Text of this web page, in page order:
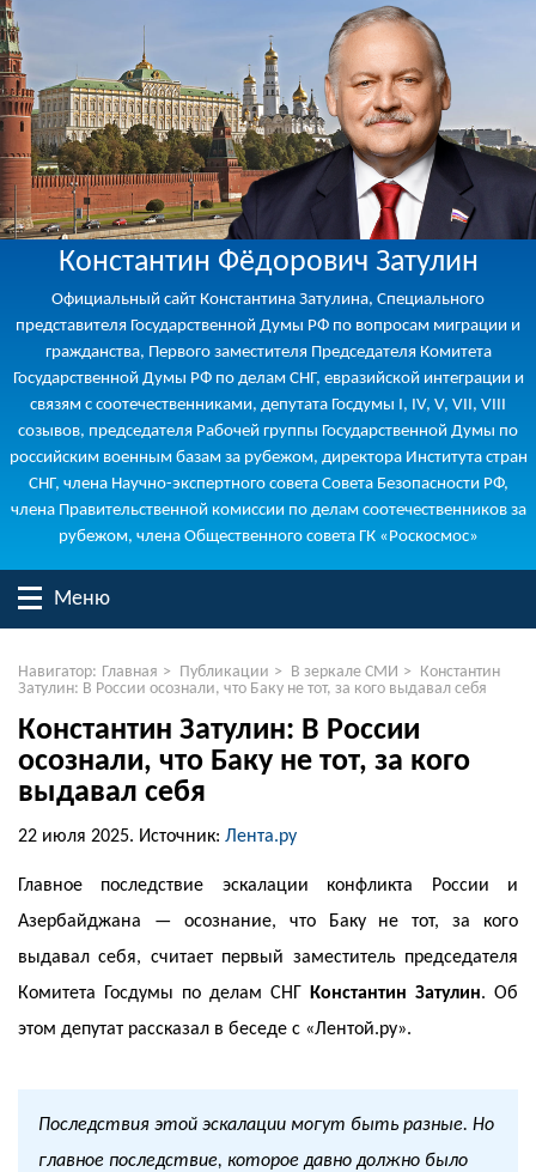
Константин Фёдорович Затулин
Официальный сайт Константина Затулина, Специального
представителя Государственной Думы РФ по вопросам миграции и
гражданства, Первого заместителя Председателя Комитета
Государственной Думы РФ по делам СНГ, евразийской интеграции и
связям с соотечественниками, депутата Госдумы I, IV, V, VII, VIII
созывов, председателя Рабочей группы Государственной Думы по
российским военным базам за рубежом, директора Института стран
СНГ, члена Научно-экспертного совета Совета Безопасности РФ,
члена Правительственной комиссии по делам соотечественников за
рубежом, члена Общественного совета ГК «Роскосмос»
Меню
Навигатор: Главная > Публикации > В зеркале СМИ > Константин
Затулин: В России осознали, что Баку не тот, за кого выдавал себя
Константин Затулин: В России
осознали, что Баку не тот, за кого
выдавал себя
22 июля 2025. Источник: Лента.ру
Главное последствие эскалации конфликта России и
Азербайджана — осознание, что Баку не тот, за кого
выдавал себя, считает первый заместитель председателя
Комитета Госдумы по делам СНГ
Константин Затулин. Об
этом депутат рассказал в беседе с «Лентой.ру».
Последствия этой эскалации могут быть разные. Но
главное последствие, которое давно должно было